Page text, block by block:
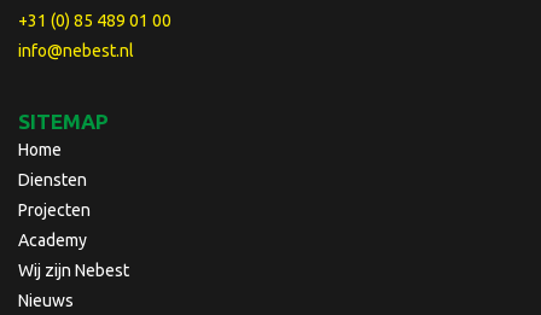
+31 (0) 85 489 01 00
info@nebest.nl
SITEMAP
Home
Diensten
Projecten
Academy
Wij zijn Nebest
Nieuws